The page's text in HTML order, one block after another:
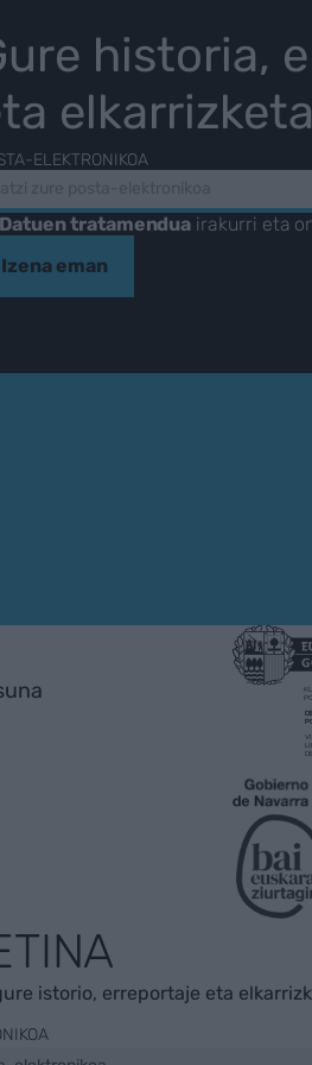
historia,
ELEKTRONIKOA
Datuen tratamendua irakurri eta
Izena eman
istorio, erreportaje eta